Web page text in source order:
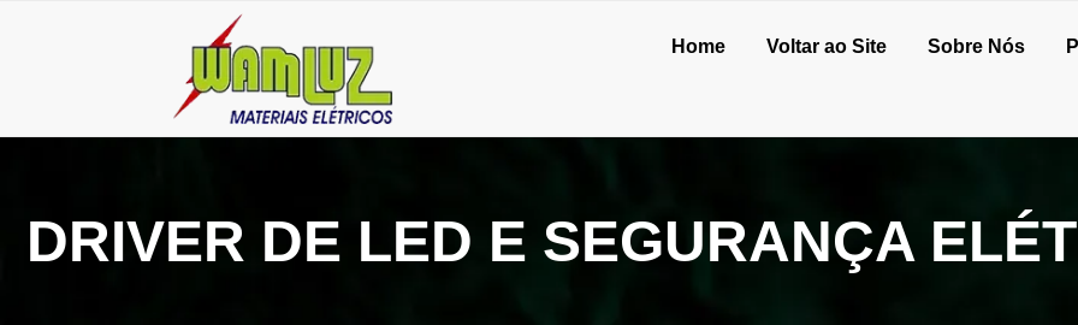
Home Voltar ao Site Sobre Nós
DRIVER DE LED E SEGURANÇA